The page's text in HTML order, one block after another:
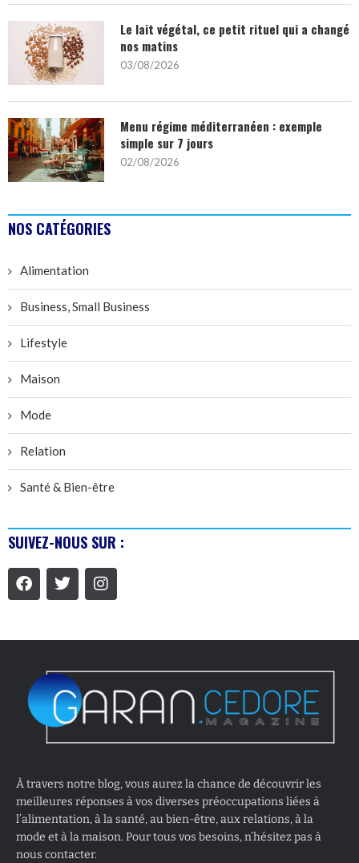
Le lait végétal, ce petit rituel qui a changé
nos matins
03/08/2026
Menu régime méditerranéen : exemple
simple sur 7 jours
02/08/2026
NOS CATÉGORIES
Alimentation
Business, Small Business
Lifestyle
Maison
Mode
Relation
Santé & Bien-être
SUIVEZ-NOUS SUR :
À travers notre blog, vous aurez la chance de découvrir les
meilleures réponses à vos diverses préoccupations liées à
l’alimentation, à la santé, au bien-être, aux relations, à la
mode et à la maison. Pour tous vos besoins, n’hésitez pas à
nous contacter.